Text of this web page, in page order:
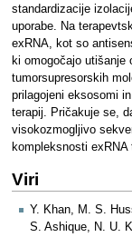
standardizacije
uporabe. Na
exRNA, kot so
ki omogočajo utišanje
tumorsupresorskih
prilagojeni eksosomi
terapij. Pričakuje se,
visokozmogljivo
kompleksnosti
Viri
Y. Khan, M. S.
S. Ashique, N. U.